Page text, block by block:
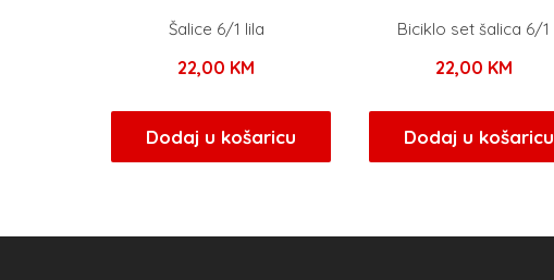
Šalice 6/1 lila
22,00 KM
Dodaj u košaricu
Biciklo set šalica 6/1
22,00 KM
Dodaj u košaricu